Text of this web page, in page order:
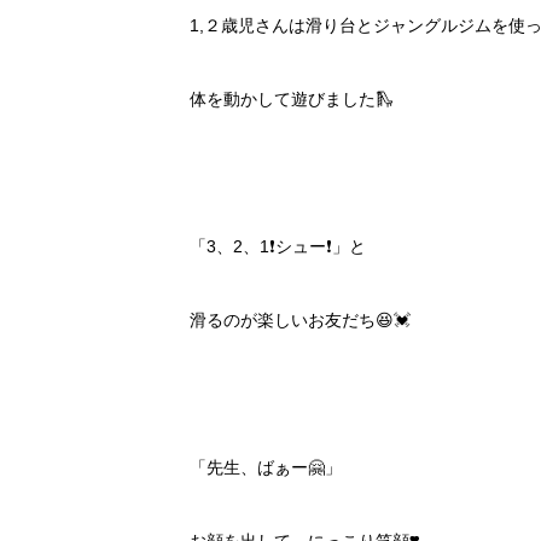
1,２歳児さんは滑り台とジャングルジムを使
体を動かして遊びました🛝
「3、2、1❗️シュー❗️」と
滑るのが楽しいお友だち😆💓
「先生、ばぁー🤗」